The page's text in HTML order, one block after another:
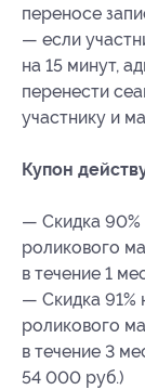
переносе
— если
на 15 минут,
перенести
участнику и
Купон
— Скидка 90%
роликового
в течение 1
— Скидка 91%
роликового
в течение 3
54 000 руб.)